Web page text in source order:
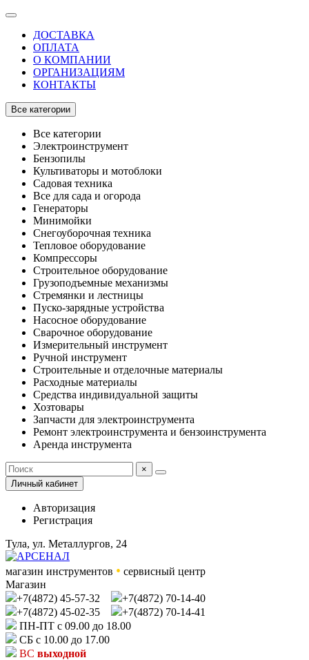
ДОСТАВКА
ОПЛАТА
О КОМПАНИИ
ОРГАНИЗАЦИЯМ
КОНТАКТЫ
Все категории
Все категории
Электроинструмент
Бензопилы
Культиваторы и мотоблоки
Садовая техника
Все для сада и огорода
Генераторы
Минимойки
Снегоуборочная техника
Тепловое оборудование
Компрессоры
Строительное оборудование
Грузоподъемные механизмы
Стремянки и лестницы
Пуско-зарядные устройства
Насосное оборудование
Сварочное оборудование
Измерительный инструмент
Ручной инструмент
Строительные и отделочные материалы
Расходные материалы
Средства индивидуальной защиты
Хозтовары
Запчасти для электроинструмента
Ремонт электроинструмента и бензоинструмента
Аренда инструмента
×
Личный кабинет
Авторизация
Регистрация
Тула, ул. Металлургов, 24
магазин инструментов • сервисный центр
Магазин
+7(4872) 45-57-32
+7(4872) 70-14-40
+7(4872) 45-02-35
+7(4872) 70-14-41
ПН-ПТ с 09.00 до 18.00
СБ с 10.00 до 17.00
ВС выходной